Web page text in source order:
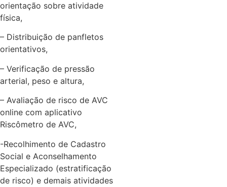
orientação sobre atividade
física,
– Distribuição de panfletos
orientativos,
– Verificação de pressão
arterial, peso e altura,
– Avaliação de risco de AVC
online com aplicativo
Riscômetro de AVC,
-Recolhimento de Cadastro
Social e Aconselhamento
Especializado (estratificação
de risco) e demais atividades